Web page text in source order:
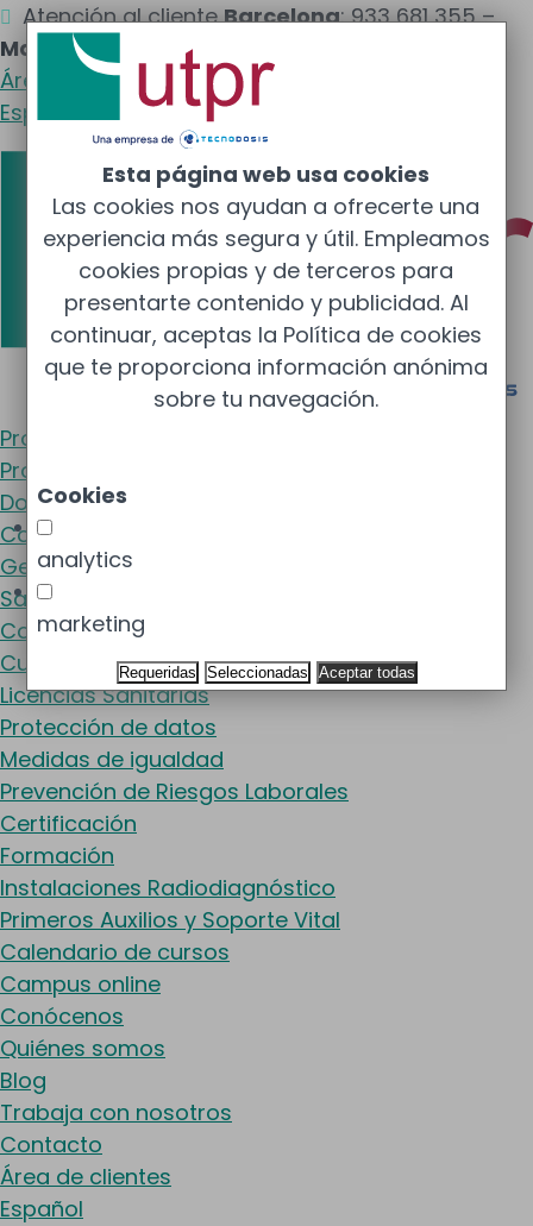
 Atención al clienteBarcelona: 933 681 355 –
Madrid: 910 211 975
Área clientes
Español
Protección Radiológica
Protección Radiológica (UTPR)
Dosimetría
Control de Gas Radón
Gestión de residuos
Salud Ambiental
Control de Legionella
Cumplimiento Normativo
Licencias Sanitarias
Protección de datos
Medidas de igualdad
Prevención de Riesgos Laborales
Certificación
Formación
Instalaciones Radiodiagnóstico
Primeros Auxilios y Soporte Vital
Calendario de cursos
Campus online
Conócenos
Quiénes somos
Blog
Trabaja con nosotros
Contacto
Área de clientes
Español
Esta página web usa cookies
Las cookies nos ayudan a ofrecerte una
experiencia más segura y útil. Empleamos
cookies propias y de terceros para
presentarte contenido y publicidad. Al
continuar, aceptas la Política de cookies
que te proporciona información anónima
sobre tu navegación.
Cookies
analytics
marketing
Requeridas Seleccionadas Aceptar todas